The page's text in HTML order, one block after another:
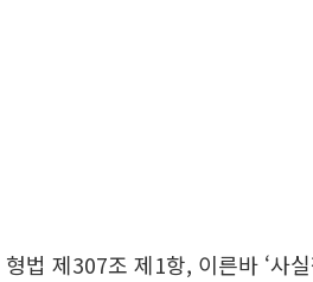
법 제307조 제1항, 이른바 ‘사